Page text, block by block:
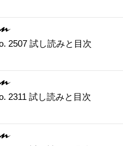
2507 試し読みと目次
2311 試し読みと目次